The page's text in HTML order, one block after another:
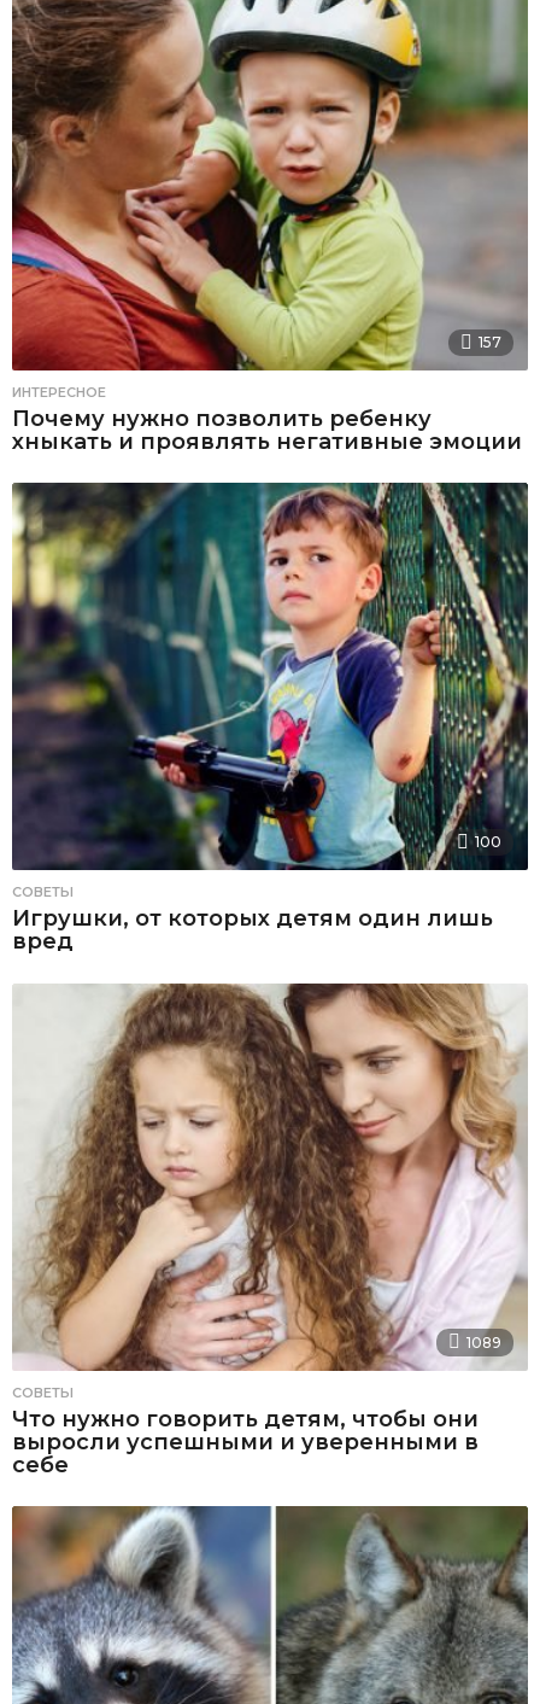
157
ИНТЕРЕСНОЕ
Почему нужно позволить ребенку
хныкать и проявлять негативные эмоции
100
СОВЕТЫ
Игрушки, от которых детям один лишь
вред
1089
СОВЕТЫ
Что нужно говорить детям, чтобы они
выросли успешными и уверенными в
себе